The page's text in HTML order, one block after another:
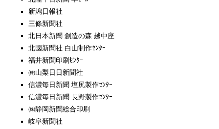
新潟日報社
三條新聞社
北日本新聞 創造の森 越中座
北國新聞社 白山制作ｾﾝﾀｰ
福井新聞印刷ｾﾝﾀｰ
㈱山梨日日新聞社
信濃毎日新聞 塩尻製作ｾﾝﾀｰ
信濃毎日新聞 長野製作ｾﾝﾀｰ
㈱静岡新聞総合印刷
岐阜新聞社